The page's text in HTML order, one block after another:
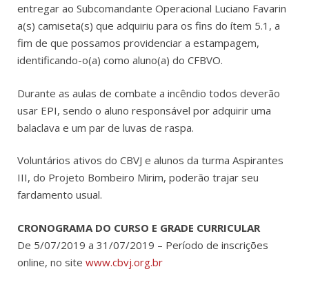
entregar ao Subcomandante Operacional Luciano Favarin
a(s) camiseta(s) que adquiriu para os fins do ítem 5.1, a
fim de que possamos providenciar a estampagem,
identificando-o(a) como aluno(a) do CFBVO.
Durante as aulas de combate a incêndio todos deverão
usar EPI, sendo o aluno responsável por adquirir uma
balaclava e um par de luvas de raspa.
Voluntários ativos do CBVJ e alunos da turma Aspirantes
III, do Projeto Bombeiro Mirim, poderão trajar seu
fardamento usual.
CRONOGRAMA DO CURSO E GRADE CURRICULAR
De 5/07/2019 a 31/07/2019 – Período de inscrições
online, no site www.cbvj.org.br